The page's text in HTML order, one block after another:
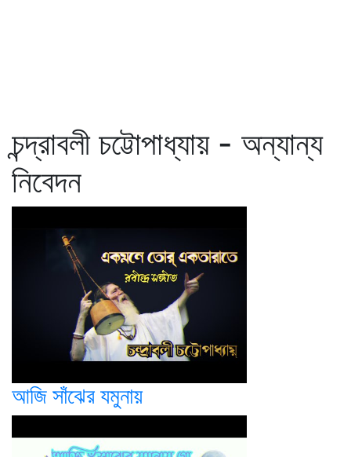
চন্দ্রাবলী চট্টোপাধ্যায় - অন্যান্য
নিবেদন
আজি সাঁঝের যমুনায়